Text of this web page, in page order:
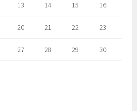
13 14 15 16
20 21 22 23
27 28 29 30